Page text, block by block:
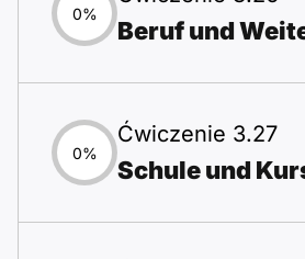
0%
Beruf und
0%
Ćwiczenie 3.27
Schule und